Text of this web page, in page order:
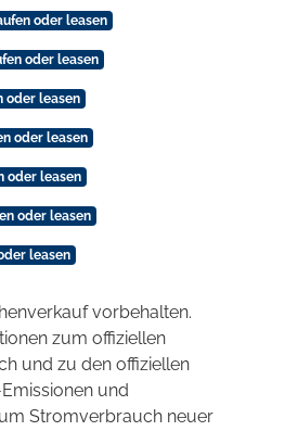
oder leasen
oder leasen
oder leasen
oder leasen
oder leasen
oder leasen
leasen
vorbehalten.
zum offiziellen
und zu den offiziellen
und
Stromverbrauch neuer